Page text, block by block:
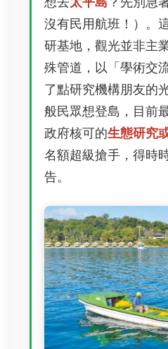
沒有民用航班！）。
研基地，觀光並非主
殊管道，以「學術交
了點研究機構朋友的
般民眾想登島，目前
政府核可的生態研究
名額超級搶手，得時
告。